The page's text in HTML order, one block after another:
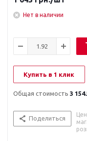
Нет в наличии
Купить в 1 клик
Общая стоимость 3
Поделиться